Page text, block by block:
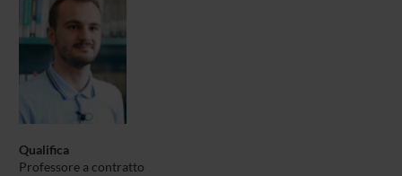
Qualifica
Professore a contratto